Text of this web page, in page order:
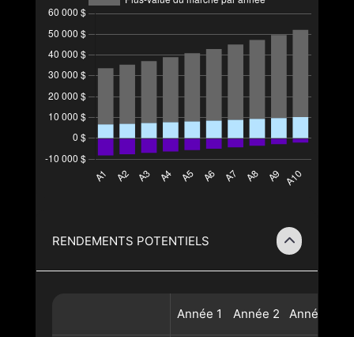
RENDEMENTS POTENTIELS
Année 1 Année 2 Année